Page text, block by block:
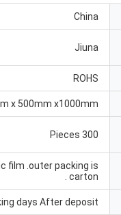
China
Jiuna
ROHS
x 500mm x1000mm
300 Pieces
film .outer packing is
carton .
days After deposit